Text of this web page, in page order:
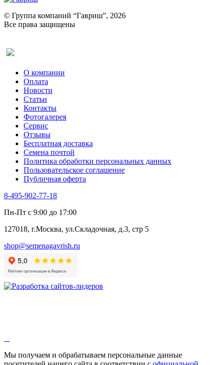
Ревень
Рукола
Рута
Тмин
Трава для чая
Туласи
Укроп
Фенхель пряный
Хризантема овощная
Цикорий пряный
Цикорий салатный (Витлуф)
Черемша
Шпинат
Щавель
Эндивий
Эстрагон
Алтей
Бессмертник
Валериана
Валерианелла
Гибискус лекарственный
Девясил
Душица
Змееголовник
Мыльнянка
© Группа компаний “Гавриш”, 2026
Все права защищены
О компании
Оплата
Новости
Статьи
Контакты
Фотогалерея​
Сервис
Отзывы
Бесплатная доставка
Семена почтой
Политика обработки персональных данных
Пользовательское соглашение
Публичная оферта
8-495-902-77-18
Пн-Пт с 9:00 до 17:00
127018, г.Москва, ул.Складочная, д.3, стр 5
shop@semenagavrish.ru
Мы получаем и обрабатываем персональные данные